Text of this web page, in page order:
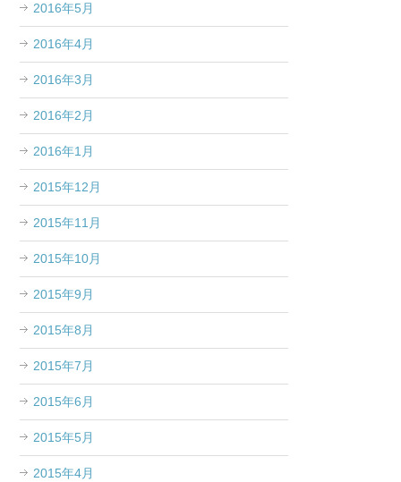
2016年5月
2016年4月
2016年3月
2016年2月
2016年1月
2015年12月
2015年11月
2015年10月
2015年9月
2015年8月
2015年7月
2015年6月
2015年5月
2015年4月